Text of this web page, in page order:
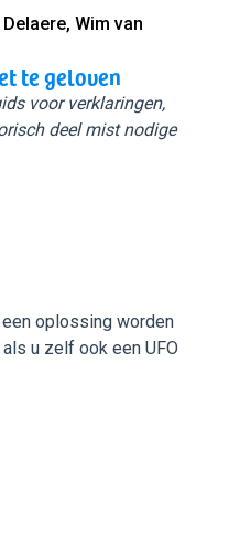
Wim van
te geloven
voor verklaringen,
deel mist nodige
oplossing worden
als u zelf ook een UFO